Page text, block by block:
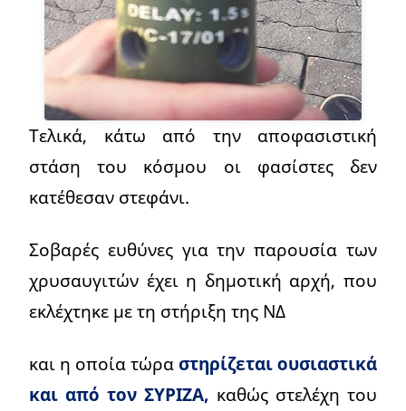
Τελικά, κάτω από την αποφασιστική
στάση του κόσμου οι φασίστες δεν
κατέθεσαν στεφάνι.
Σοβαρές ευθύνες για την παρουσία των
χρυσαυγιτών έχει η δημοτική αρχή, που
εκλέχτηκε με τη στήριξη της ΝΔ
και η οποία τώραστηρίζεται ουσιαστικά
και από τον ΣΥΡΙΖΑ, καθώς στελέχη του